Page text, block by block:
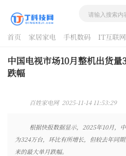
首页 家居家电 手机数码 IT互联网
酷品评测
中国电视市场10月整机出货
跌幅
百姓家电网 2025-11-14 11:53:29
根据快报数据显示，2025年10月，
为324万台，环比有所增长，但较去年同
来的最大单月跌幅。